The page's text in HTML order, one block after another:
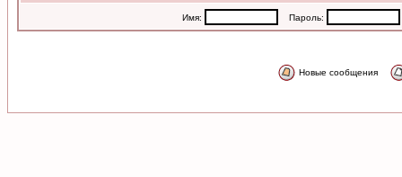
Имя: Пароль:
Новые сообщения